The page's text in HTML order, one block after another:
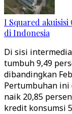
I Squared
di Indonesia
Di sisi
tumbuh 9,49
dibandingkan
Pertumbuhan ini
naik 20,85
kredit konsumsi